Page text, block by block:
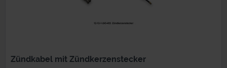
Zündkabel mit Zündkerzenstecker